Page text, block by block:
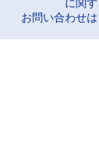
に関
お問い合わせ